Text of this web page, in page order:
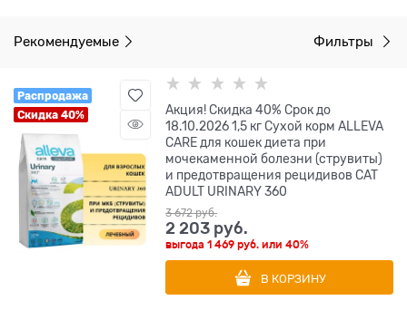
Рекомендуемые Фильтры
Распродажа
Скидка 40%
Акция! Скидка 40% Срок до
18.10.2026 1,5 кг Сухой корм ALLEVA
CARE для кошек диета при
мочекаменной болезни (струвиты)
и предотвращения рецидивов CAT
ADULT URINARY 360
3 672 руб.
2 203 руб.
выгода1 469 руб. или40%
В КОРЗИНУ